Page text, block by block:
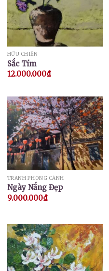
HỮU CHIẾN
Sắc Tím
12.000.000₫
TRANH PHONG CẢNH
Ngày Nắng Đẹp
9.000.000₫